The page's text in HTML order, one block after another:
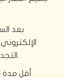
التجديد لا يشمل باقات كونا التسويقية.